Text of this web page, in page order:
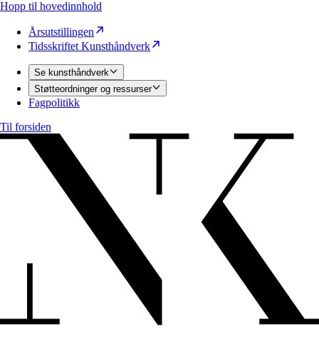
Hopp til hovedinnhold
Årsutstillingen
Tidsskriftet Kunsthåndverk
Se kunsthåndverk
Støtteordninger og ressurser
Fagpolitikk
Til forsiden